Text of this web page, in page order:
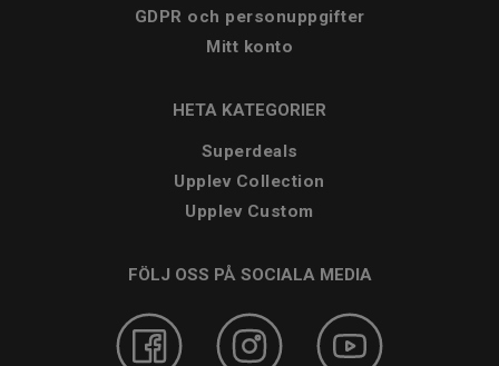
GDPR och personuppgifter
Mitt konto
HETA KATEGORIER
Superdeals
Upplev Collection
Upplev Custom
FÖLJ OSS PÅ SOCIALA MEDIA